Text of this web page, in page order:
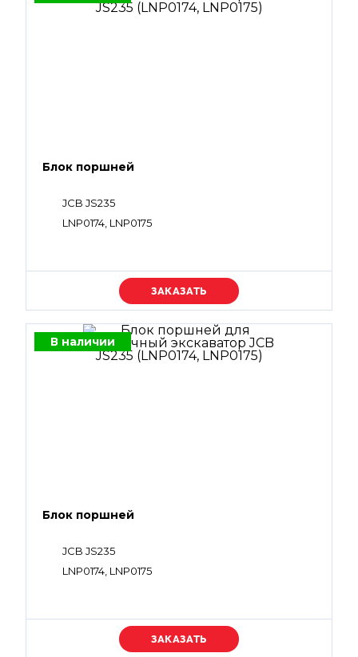
Блок поршней
JCB JS235
LNP0174, LNP0175
Уточняйте цену
В наличии
Блок поршней
JCB JS235
LNP0174, LNP0175
Уточняйте цену